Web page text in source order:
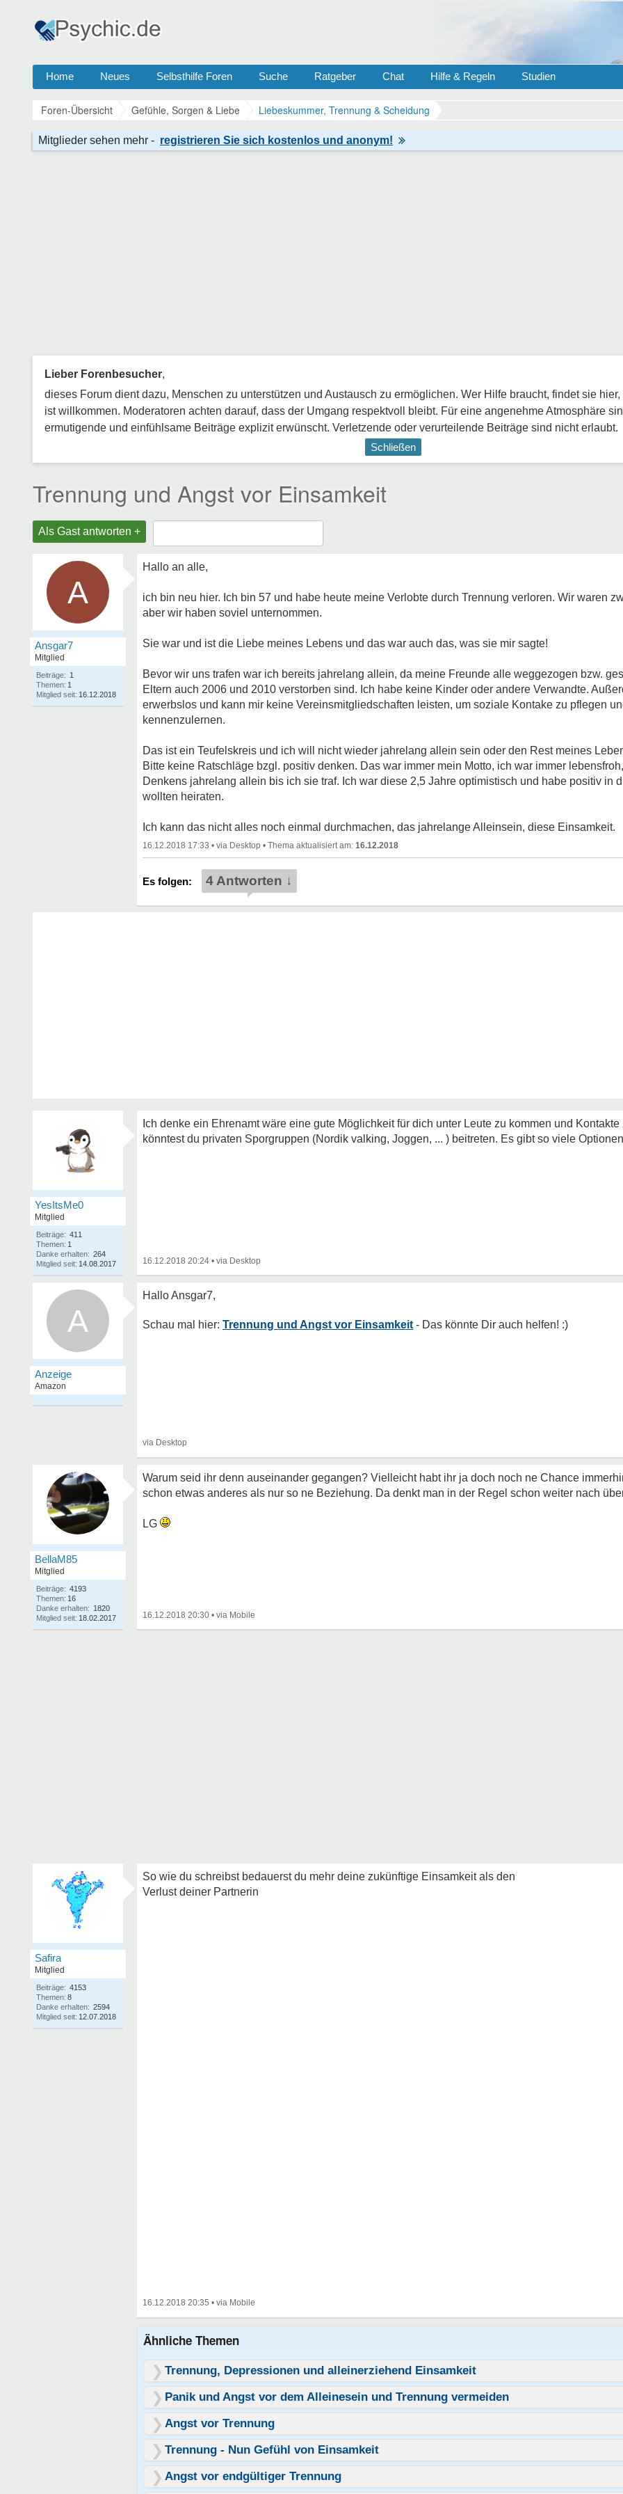
Home Neues Selbsthilfe Foren Suche Ratgeber Chat Hilfe & Regeln Studien
Foren-Übersicht Gefühle, Sorgen & Liebe Liebeskummer, Trennung & Scheidung
Lieber Forenbesucher,
dieses Forum dient dazu, Menschen zu unterstützen und Austausch zu ermöglichen. Wer Hilfe braucht, findet sie
ist willkommen. Moderatoren achten darauf, dass der Umgang respektvoll bleibt. Für eine angenehme Atmosphäre
ermutigende und einfühlsame Beiträge explizit erwünscht. Verletzende oder verurteilende Beiträge sind nicht erlaubt.
Schließen
Trennung und Angst vor Einsamkeit
Als Gast antworten +
A
Ansgar7
Mitglied
Beiträge: 1
Themen: 1
Mitglied seit: 16.12.2018
Hallo an alle,
ich bin neu hier. Ich bin 57 und habe heute meine Verlobte durch Trennung verloren. Wir waren
aber wir haben soviel unternommen.
Sie war und ist die Liebe meines Lebens und das war auch das, was sie mir sagte!
Bevor wir uns trafen war ich bereits jahrelang allein, da meine Freunde alle weggezogen bzw.
Eltern auch 2006 und 2010 verstorben sind. Ich habe keine Kinder oder andere Verwandte.
erwerbslos und kann mir keine Vereinsmitgliedschaften leisten, um soziale Kontake zu pflegen
kennenzulernen.
Das ist ein Teufelskreis und ich will nicht wieder jahrelang allein sein oder den Rest meines
Bitte keine Ratschläge bzgl. positiv denken. Das war immer mein Motto, ich war immer
Denkens jahrelang allein bis ich sie traf. Ich war diese 2,5 Jahre optimistisch und habe positiv in
wollten heiraten.
Ich kann das nicht alles noch einmal durchmachen, das jahrelange Alleinsein, diese Einsamkeit.
16.12.2018 17:33 • • 16.12.2018
4 Antworten ↓
YesItsMe0
Mitglied
Beiträge: 411
Themen: 1
Danke erhalten: 264
Mitglied seit: 14.08.2017
Ich denke ein Ehrenamt wäre eine gute Möglichkeit für dich unter Leute zu kommen und
könntest du privaten Sporgruppen (Nordik valking, Joggen, ... ) beitreten. Es gibt so viele
16.12.2018 20:24 •
A Trennung und Angst vor Einsamkeit
BellaM85
Mitglied
Beiträge: 4193
Themen: 16
Danke erhalten: 1820
Mitglied seit: 18.02.2017
Warum seid ihr denn auseinander gegangen? Vielleicht habt ihr ja doch noch ne Chance
schon etwas anderes als nur so ne Beziehung. Da denkt man in der Regel schon weiter nach
LG
16.12.2018 20:30 •
Safira
Mitglied
Beiträge: 4153
Themen: 8
Danke erhalten: 2594
Mitglied seit: 12.07.2018
So wie du schreibst bedauerst du mehr deine zukünftige Einsamkeit als den
Verlust deiner Partnerin
16.12.2018 20:35 •
Ähnliche Themen
Trennung, Depressionen und alleinerziehend Einsamkeit
Panik und Angst vor dem Alleinesein und Trennung vermeiden
Angst vor Trennung
Trennung - Nun Gefühl von Einsamkeit
Angst vor endgültiger Trennung